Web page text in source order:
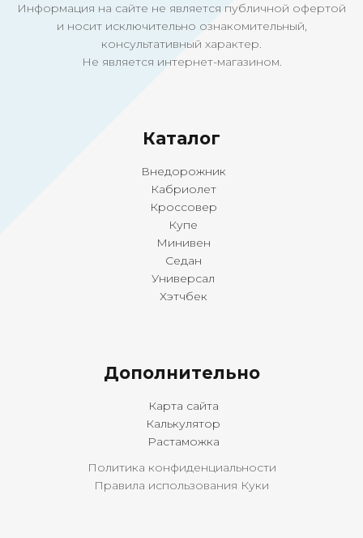
Информация на сайте не является публичной офертой
и носит исключительно ознакомительный,
консультативный характер.
Не является интернет-магазином.
Каталог
Внедорожник
Кабриолет
Кроссовер
Купе
Минивен
Седан
Универсал
Хэтчбек
Дополнительно
Карта сайта
Калькулятор
Растаможка
Политика конфиденциальности
Правила использования Куки